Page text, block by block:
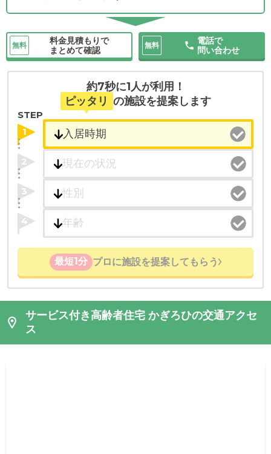
無料
料金見積もりで
まとめて確認
無料
電話で
問い合わせ
約7秒に1人が利用！
ピッタリ の施設を提案します
STEP
1
2
3
4
最短1分 プロに施設を提案してもらう
サービス付き高齢者住宅 かぎろひの交通アクセ
ス